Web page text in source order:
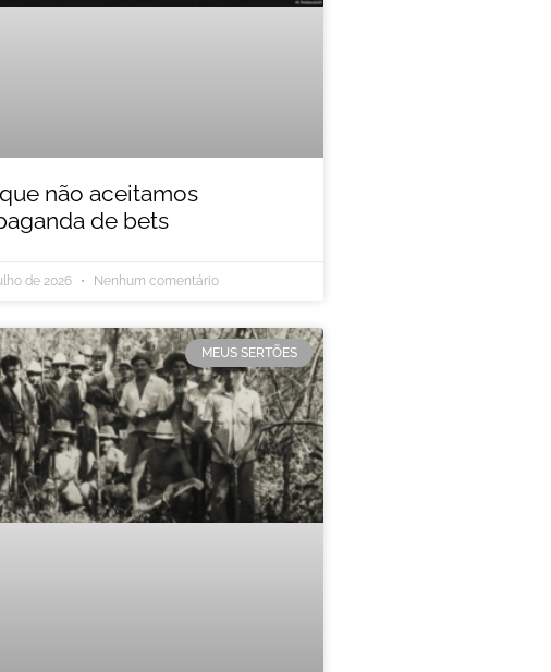
não aceitamos
de bets
de 2026 Nenhum comentário
MEUS SERTÕES